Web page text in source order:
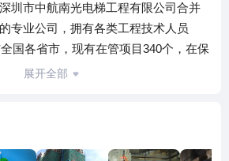
圳市中航南光电梯工程有限公司合并
专业公司，拥有各类工程技术人员
国各省市，现有在管项目340个，在保
，共同为创造高品质的楼宇设施设备
展开全部